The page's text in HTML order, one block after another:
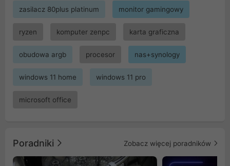
zasilacz 80plus platinum monitor gamingowy
ryzen komputer zenpc karta graficzna
obudowa argb procesor nas+synology
windows 11 home windows 11 pro
microsoft office
Poradniki Zobacz więcej poradników